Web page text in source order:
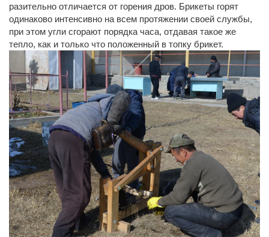
разительно отличается от горения дров. Брикеты горят
одинаково интенсивно на всем протяжении своей службы,
при этом угли сгорают порядка часа, отдавая такое же
тепло, как и только что положенный в топку брикет.